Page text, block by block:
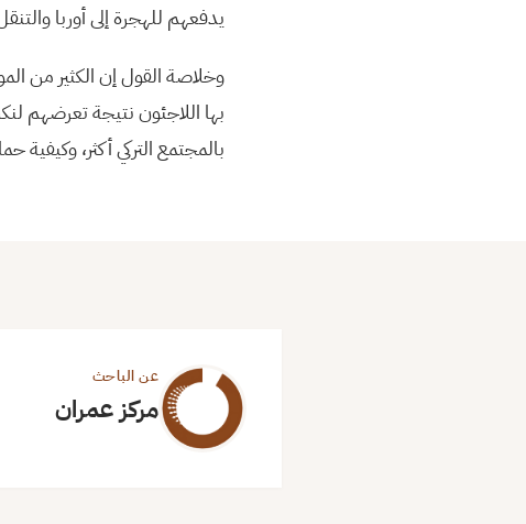
يدفعهم للهجرة إلى أوربا والتنقل
وخلاصة القول إن الكثير من
بها اللاجئون نتيجة تعرضهم
بالمجتمع التركي أكثر،
عن الباحث
مركز عمران